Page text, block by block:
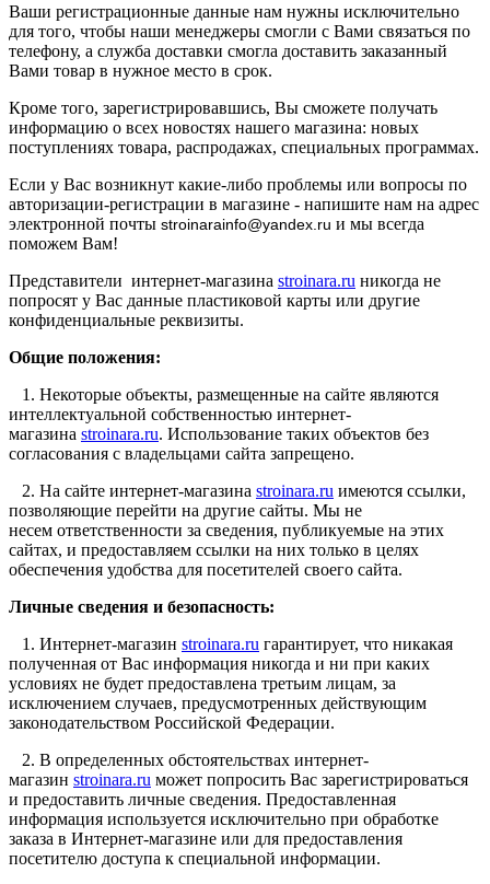
Ваши регистрационные данные нам нужны исключительно
для того, чтобы наши менеджеры смогли с Вами связаться по
телефону, а служба доставки смогла доставить заказанный
Вами товар в нужное место в срок.
Кроме того, зарегистрировавшись, Вы сможете получать
информацию о всех новостях нашего магазина: новых
поступлениях товара, распродажах, специальных программах.
Если у Вас возникнут какие-либо проблемы или вопросы по
авторизации-регистрации в магазине - напишите нам на адрес
электронной почты stroinarainfo@yandex.ru и мы всегда
поможем Вам!
Представители интернет-магазина stroinara.ru никогда не
попросят у Вас данные пластиковой карты или другие
конфиденциальные реквизиты.
Общие положения:
1. Некоторые объекты, размещенные на сайте являются
интеллектуальной собственностью интернет-
магазина stroinara.ru. Использование таких объектов без
согласования с владельцами сайта запрещено.
2. На сайте интернет-магазина stroinara.ru имеются ссылки,
позволяющие перейти на другие сайты. Мы не
несем ответственности за сведения, публикуемые на этих
сайтах, и предоставляем ссылки на них только в целях
обеспечения удобства для посетителей своего сайта.
Личные сведения и безопасность:
1. Интернет-магазин stroinara.ru гарантирует, что никакая
полученная от Вас информация никогда и ни при каких
условиях не будет предоставлена третьим лицам, за
исключением случаев, предусмотренных действующим
законодательством Российской Федерации.
2. В определенных обстоятельствах интернет-
магазин stroinara.ru может попросить Вас зарегистрироваться
и предоставить личные сведения. Предоставленная
информация используется исключительно при обработке
заказа в Интернет-магазине или для предоставления
посетителю доступа к специальной информации.